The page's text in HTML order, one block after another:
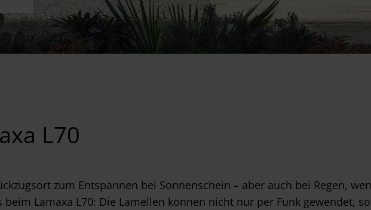
L70
zum Entspannen bei Sonnenschein – aber auch bei Regen,
Lamaxa L70: Die Lamellen können nicht nur per Funk gewendet,